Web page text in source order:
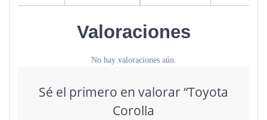
Valoraciones
No hay valoraciones aún.
Sé el primero en valorar “Toyota
Corolla